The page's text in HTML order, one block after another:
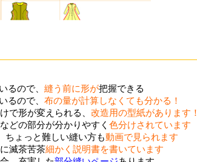
るので、 縫う前に形が把握できる
るので、 布の量が計算しなくても分かる！
で形が変えられる、 改造用の型紙があります！
どの部分が分かりやすく 色分けされています
ちょっと難しい縫い方も動画で見られます
滅茶苦茶細かく説明書を書いています